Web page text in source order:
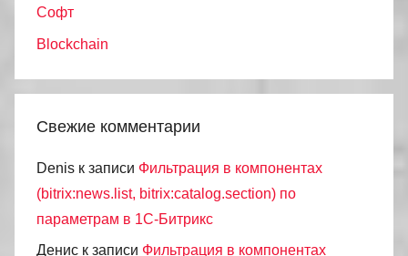
Софт
Blockchain
Свежие комментарии
Denis к записи Фильтрация в компонентах
(bitrix:news.list, bitrix:catalog.section) по
параметрам в 1С-Битрикс
Денис к записи Фильтрация в компонентах